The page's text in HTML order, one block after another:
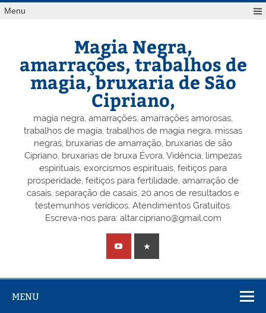
Skip
toMenu
Magia Negra,
amarrações, trabalhos de
magia, bruxaria de São
Cipriano,
magia negra, amarrações, amarrações amorosas,
trabalhos de magia, trabalhos de magia negra, missas
negras, bruxarias de amarração, bruxarias de são
Cipriano, bruxarias de bruxa Évora, Vidência, limpezas
espirituais, exorcismos espirituais, feitiços para
prosperidade, feitiços para fertilidade, amarração de
casais, separação de casais, 20 anos de resultados e
testemunhos verídicos, Atendimentos Gratuitos.
Escreva-nos para: altar.cipriano@gmail.com
MENU